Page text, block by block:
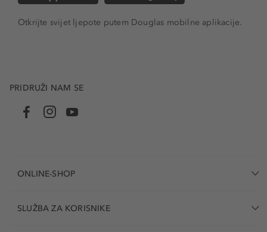
Otkrijte svijet ljepote putem Douglas mobilne aplikacije.
PRIDRUŽI NAM SE
ONLINE-SHOP
SLUŽBA ZA KORISNIKE